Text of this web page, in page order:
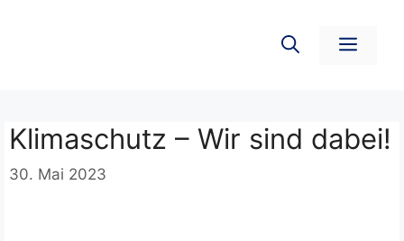
Menü
Klimaschutz – Wir sind dabei!
30. Mai 2023